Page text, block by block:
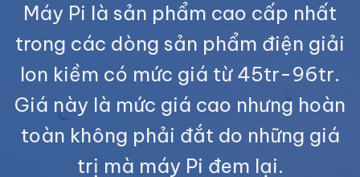
Máy Pi là sản phẩm cao cấp nhất
trong các dòng sản phẩm điện giải
Ion kiềm có mức giá từ 45tr-96tr.
Giá này là mức giá cao nhưng hoàn
toàn không phải đắt do những giá
trị mà máy Pi đem lại.